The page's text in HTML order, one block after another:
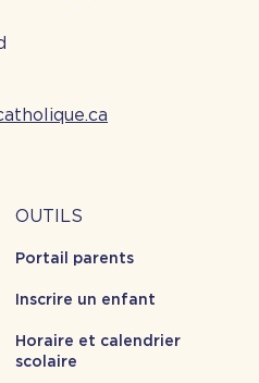
Outils
OUTILS
Portail parents
Inscrire un enfant
Horaire et calendrier
scolaire